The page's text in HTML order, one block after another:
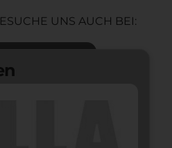
UNS AUCH BEI: